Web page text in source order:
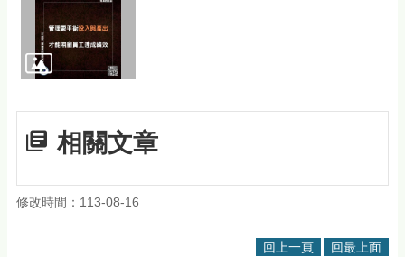
相關文章
修改時間：113-08-16
回上一頁 回最上面